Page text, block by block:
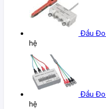
Đầu Đo
hệ
Đầu Đo
hệ